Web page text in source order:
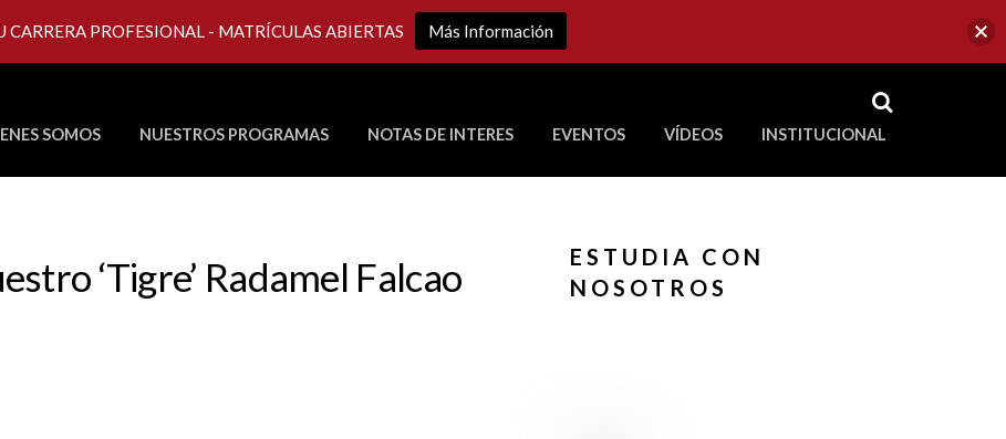
RSS
SOMOS NUESTROS PROGRAMAS NOTAS DE INTERES EVENTOS VÍDEOS INSTITUCIONAL
‘Tigre’ Radamel Falcao
ESTUDIA CON
NOSOTROS
CARRERA PROFESIONAL - MATRÍCULAS ABIERTAS Más Información